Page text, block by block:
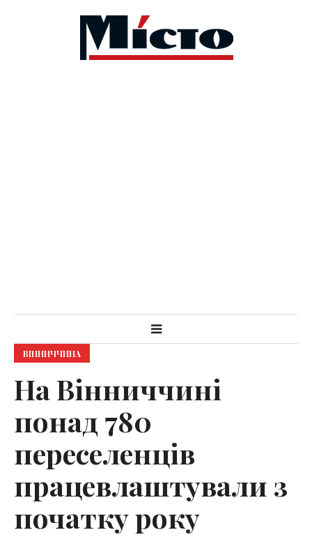
ВІННИЧЧИНА
На Вінниччині
понад 780
переселенців
працевлаштували з
початку року